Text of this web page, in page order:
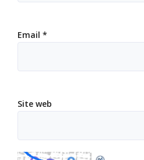
Email *
Site web